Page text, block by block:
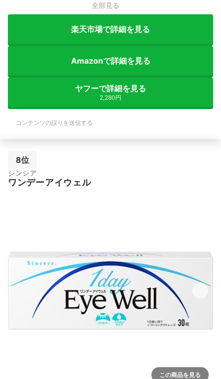
全部見る
楽天市場で詳細を見る
Amazonで詳細を見る
ヤフーで詳細を見る
2,280円
コンテンツの誤りを送信する
8位
シンシア
ワンデーアイウェル
この商品を見る